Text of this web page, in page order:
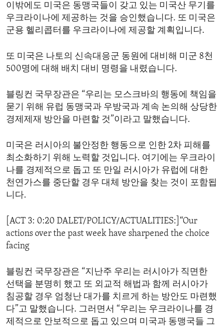
이밖에도 미국은 동맹국들이 갖고 있는 미국산 무기를
우크라이나에 제공하는 것을 승인했습니다. 또 미국은
군용 헬리콥터를 우크라이나에 제공할 계획입니다.
또 미국은 나토의 신속대응군 동원에 대비해 미군 8천
500명에 대해 배치 대비 명령을 내렸습니다.
블링컨 국무장관은 “우리는 모스크바의 행동에 책임을
묻기 위해 유럽 동맹국과 우방국과 계속 논의해 상당한
경제제재 방안을 마련할 것”이라고 말했습니다.
미국은 러시아의 불안정한 행동으로 인한 2차 피해를
최소화하기 위해 노력할 것입니다. 여기에는 우크라이
나를 경제적으로 돕고 또 만일 러시아가 유럽에 대한
천연가스를 중단할 경우 대체 방안을 찾는 것이 포함됩
니다.
[ACT 3: 0:20 DALET/POLICY/ACTUALITIES:]“Our
actions over the past week have sharpened the choice
facing
블링컨 국무장관은 “지난주 우리는 러시아가 직면한
선택을 분명히 했고 또 외교적 해법과 함께 러시아가
침공할 경우 엄청난 대가를 치르게 하는 방안도 마련했
다”고 말했습니다. 그러면서 “우리는 우크라이나를 경
제적으로 안보적으로 돕고 있으며 미국과 동맹국들 그